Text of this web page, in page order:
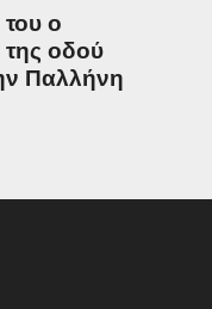
του ο
οδού
Παλλήνη